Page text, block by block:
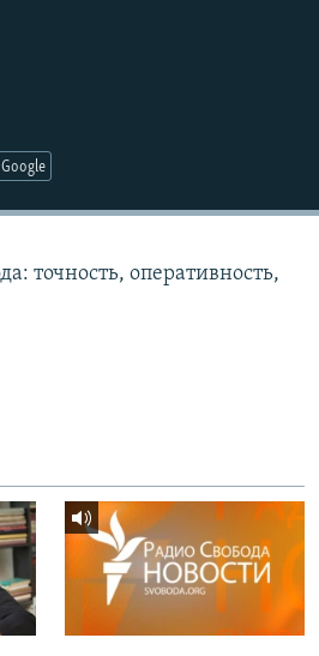
точность, оперативность,